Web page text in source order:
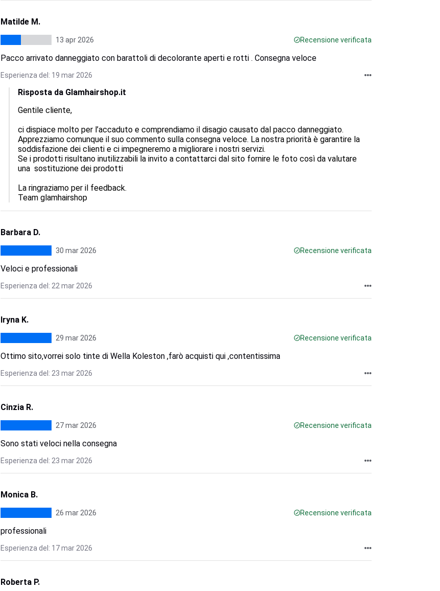
Matilde M.
13 apr 2026 Recensione verificata
Pacco arrivato danneggiato con barattoli di decolorante aperti e rotti . Consegna veloce
Esperienza del: 19 mar 2026
Risposta da Glamhairshop.it
Gentile cliente,
ci dispiace molto per l’accaduto e comprendiamo il disagio causato dal pacco danneggiato.
Apprezziamo comunque il suo commento sulla consegna veloce. La nostra priorità è garantire la
soddisfazione dei clienti e ci impegneremo a migliorare i nostri servizi.
Se i prodotti risultano inutilizzabili la invito a contattarci dal sito fornire le foto così da valutare
una  sostituzione dei prodotti
La ringraziamo per il feedback.
Team glamhairshop
Barbara D.
30 mar 2026 Recensione verificata
Veloci e professionali
Esperienza del: 22 mar 2026
Iryna K.
29 mar 2026 Recensione verificata
Ottimo sito,vorrei solo tinte di Wella Koleston ,farò acquisti qui ,contentissima
Esperienza del: 23 mar 2026
Cinzia R.
27 mar 2026 Recensione verificata
Sono stati veloci nella consegna
Esperienza del: 23 mar 2026
Monica B.
26 mar 2026 Recensione verificata
professionali
Esperienza del: 17 mar 2026
Roberta P.